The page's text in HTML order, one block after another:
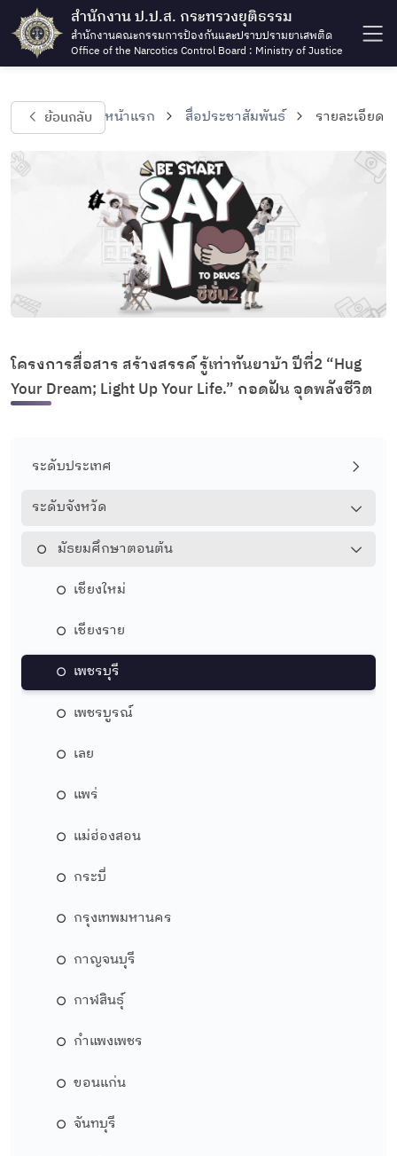
สำนักงาน ป.ป.ส. กระทรวงยุติธรรม
สำนักงานคณะกรรมการป้องกันและปราบปรามยาเสพติด
Office of the Narcotics Control Board : Ministry of Justice
ย้อนกลับ หน้าแรก สื่อประชาสัมพันธ์ รายละเอียด
โครงการสื่อสาร สร้างสรรค์ รู้เท่าทันยาบ้า ปีที่2 “Hug
Your Dream; Light Up Your Life.” กอดฝัน จุดพลังชีวิต
ระดับประเทศ
ระดับจังหวัด
มัธยมศึกษาตอนต้น
เชียงใหม่
เชียงราย
เพชรบุรี
เพชรบูรณ์
เลย
แพร่
แม่ฮ่องสอน
กระบี่
กรุงเทพมหานคร
กาญจนบุรี
กาฬสินธุ์
กำแพงเพชร
ขอนแก่น
จันทบุรี